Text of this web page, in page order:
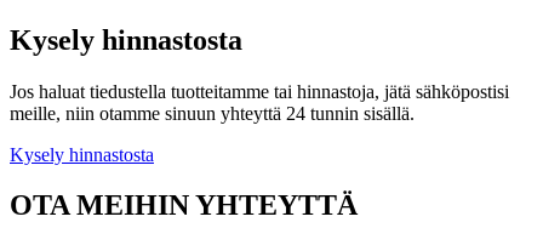
Kysely hinnastosta
Jos haluat tiedustella tuotteitamme tai hinnastoja, jätä sähköpostisi
meille, niin otamme sinuun yhteyttä 24 tunnin sisällä.
Kysely hinnastosta
OTA MEIHIN YHTEYTTÄ